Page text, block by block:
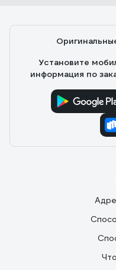
Установите
информация по